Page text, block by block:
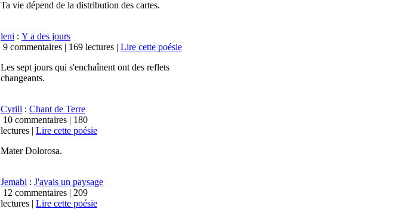
Ta vie dépend de la distribution des cartes.
leni : Y a des jours
9 commentaires | 169 lectures | Lire cette poésie
Les sept jours qui s'enchaînent ont des reflets
changeants.
Cyrill : Chant de Terre
10 commentaires | 180
lectures | Lire cette poésie
Mater Dolorosa.
Jemabi : J'avais un paysage
12 commentaires | 209
lectures | Lire cette poésie